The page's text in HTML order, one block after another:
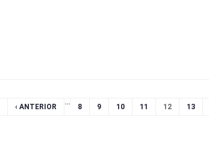
‹ ANTERIOR
…
8 9 10 11 12 13